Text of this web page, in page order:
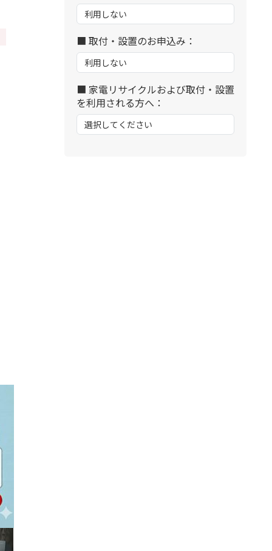
■ 取付・設置のお申込み：
■ 家電リサイクルおよび取付・設置
を利用される方へ：